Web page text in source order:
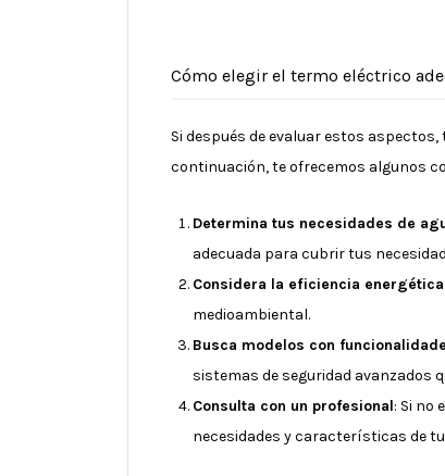
Cómo elegir el termo eléctrico
Si después de evaluar estos aspectos,
continuación, te ofrecemos algunos
Determina tus necesidades de
adecuada para cubrir tus
Considera la eficiencia energética
medioambiental.
Busca modelos con
sistemas de seguridad avanzados
Consulta con un profesional: Si no
necesidades y características de tu